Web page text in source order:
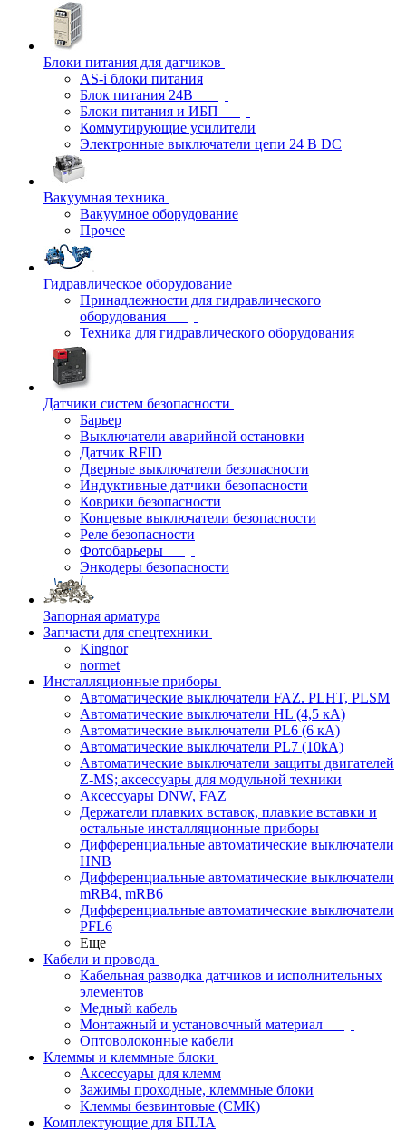
Блоки питания для датчиков
AS-i блоки питания
Блок питания 24В
Блоки питания и ИБП
Коммутирующие усилители
Электронные выключатели цепи 24 В DC
Вакуумная техника
Вакуумное оборудование
Прочее
Гидравлическое оборудование
Принадлежности для гидравлического
оборудования
Техника для гидравлического оборудования
Датчики систем безопасности
Барьер
Выключатели аварийной остановки
Датчик RFID
Дверные выключатели безопасности
Индуктивные датчики безопасности
Коврики безопасности
Концевые выключатели безопасности
Реле безопасности
Фотобарьеры
Энкодеры безопасности
Запорная арматура
Запчасти для спецтехники
Kingnor
normet
Инсталляционные приборы
Автоматические выключатели FAZ. PLHT, PLSM
Автоматические выключатели HL (4,5 кА)
Автоматические выключатели PL6 (6 кА)
Автоматические выключатели PL7 (10kA)
Автоматические выключатели защиты двигателей
Z-MS; аксессуары для модульной техники
Аксессуары DNW, FAZ
Держатели плавких вставок, плавкие вставки и
остальные инсталляционные приборы
Дифференциальные автоматические выключатели
HNB
Дифференциальные автоматические выключатели
mRB4, mRB6
Дифференциальные автоматические выключатели
PFL6
Еще
Кабели и провода
Кабельная разводка датчиков и исполнительных
элементов
Медный кабель
Монтажный и установочный материал
Оптоволоконные кабели
Клеммы и клеммные блоки
Аксессуары для клемм
Зажимы проходные, клеммные блоки
Клеммы безвинтовые (СМК)
Комплектующие для БПЛА